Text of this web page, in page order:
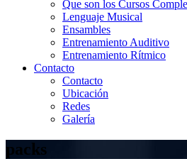
Que son los Cursos
Lenguaje Musical
Ensambles
Entrenamiento Auditivo
Entrenamiento Rítmico
Contacto
Contacto
Ubicación
Redes
Galería
packs